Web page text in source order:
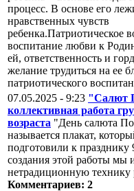
процесс. В основе его
нравственных чувств
ребенка.Патриотическое
воспитание любви к
ей, ответственность и
желание трудиться на ее
патриотического
07.05.2025 - 9:23 "Салют
коллективная работа
возраста "День салюта
называется плакат,
подготовили к празднику
создания этой работы мы
нетрадиционную технику
Комментариев: 2